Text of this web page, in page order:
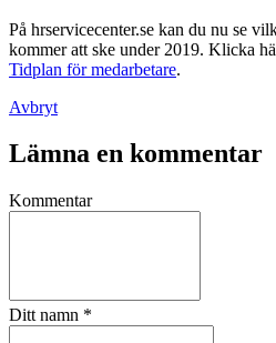
På hrservicecenter.se kan du nu se
kommer att ske under 2019. Klicka
Tidplan för medarbetare.
Avbryt
Lämna en kommentar
Kommentar
Ditt namn *